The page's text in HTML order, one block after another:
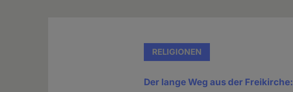
RELIGIONEN
Der lange Weg aus der Freikirche: